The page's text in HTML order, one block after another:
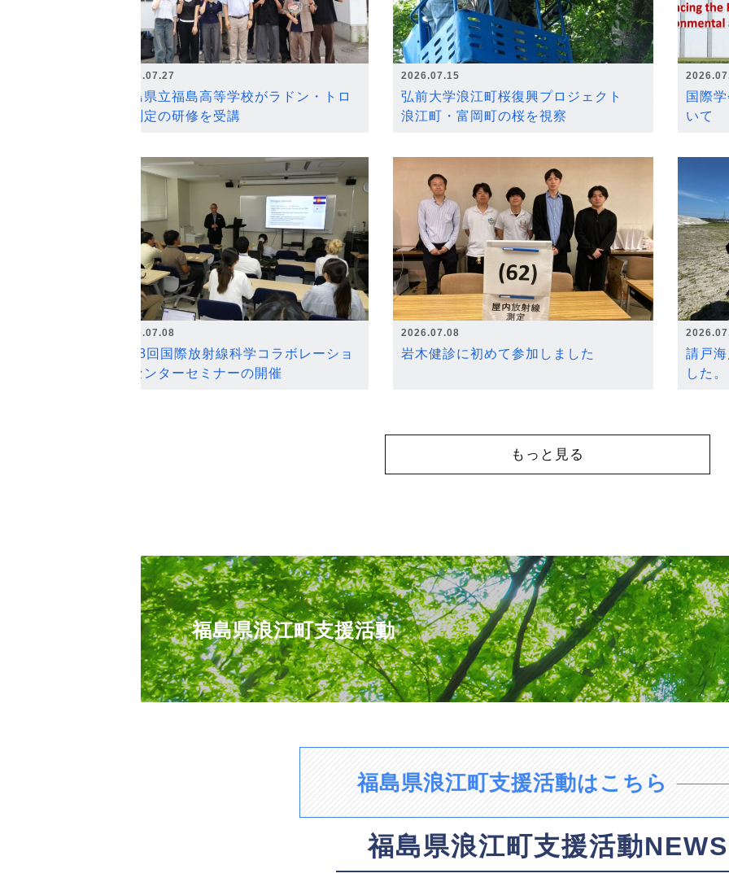
2026.07.27
福島県立福島高等学校がラドン・トロ
ン測定の研修を受講
2026.07.15
弘前大学浪江町桜復興プロジェクト
浪江町・富岡町の桜を視察
国際
いて
2026.07.08
第18回国際放射線科学コラボレーショ
ンセンターセミナーの開催
2026.07.08
岩木健診に初めて参加しました
請戸
した。
もっと見る
福島県浪江町支援活動
福島県浪江町支援活動はこちら
福島県浪江町支援活動NEWS